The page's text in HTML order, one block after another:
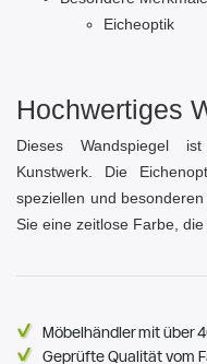
Eicheoptik
Hochwertiges
Dieses Wandspiegel
Kunstwerk. Die
speziellen und
Sie eine zeitlose Farbe, die
Möbelhändler mit über
Geprüfte Qualität vom